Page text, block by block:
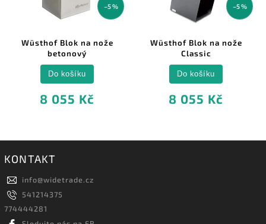
–5 %
Wüsthof Blok na nože
betonový
8 055 Kč
Do košíku
–5 %
Wüsthof Blok na nože
Classic
8 055 Kč
Do košíku
KONTAKT
info@widetrade.cz
541214375
774444281